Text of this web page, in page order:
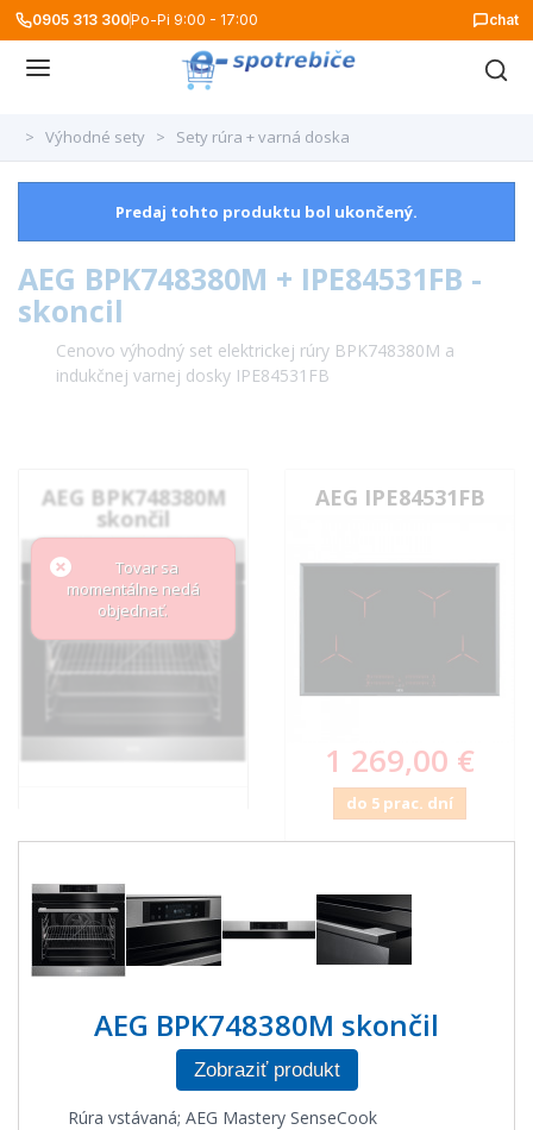
0905 313 300Po-Pi 9:00 - 17:00 chat
> Výhodné sety > Sety rúra + varná doska
Predaj tohto produktu bol ukončený.
AEG BPK748380M + IPE84531FB -
skoncil
Cenovo výhodný set elektrickej rúry BPK748380M a
indukčnej varnej dosky IPE84531FB
AEG BPK748380M
skončil
Tovar sa
momentálne nedá
objednať.
AEG IPE84531FB
1 269,00 €
do 5 prac. dní
AEG BPK748380M skončil
Zobraziť produkt
Rúra vstávaná; AEG Mastery SenseCook